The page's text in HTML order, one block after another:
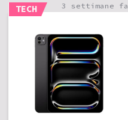
TECH 3 settimane fa